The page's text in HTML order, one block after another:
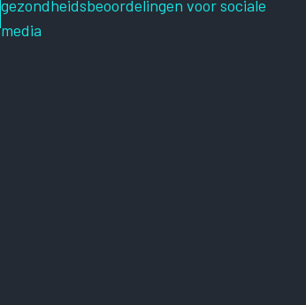
gezondheidsbeoordelingen voor sociale
media